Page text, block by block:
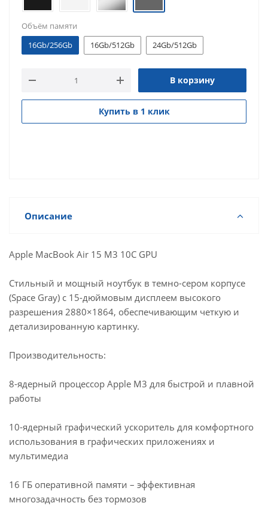
Объём памяти
16Gb/256Gb
16Gb/512Gb 24Gb/512Gb
В корзину
Купить в 1 клик
Описание
Apple MacBook Air 15 M3 10C GPU
Стильный и мощный ноутбук в темно-сером корпусе
(Space Gray) с 15-дюймовым дисплеем высокого
разрешения 2880×1864, обеспечивающим четкую и
детализированную картинку.
Производительность:
8-ядерный процессор Apple M3 для быстрой и плавной
работы
10-ядерный графический ускоритель для комфортного
использования в графических приложениях и
мультимедиа
16 ГБ оперативной памяти – эффективная
многозадачность без тормозов